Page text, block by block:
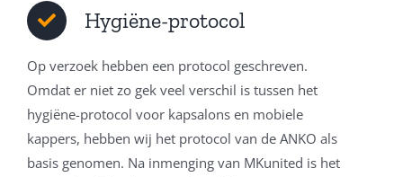
Hygiëne-protocol
Op verzoek hebben een protocol geschreven.
Omdat er niet zo gek veel verschil is tussen het
hygiëne-protocol voor kapsalons en mobiele
kappers, hebben wij het protocol van de ANKO als
basis genomen. Na inmenging van MKunited is het